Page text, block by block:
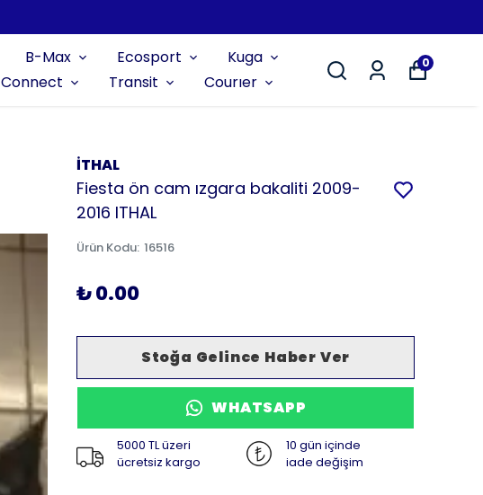
B-Max Ecosport
Kuga
Connect Transit Courıer
0
İTHAL
Fiesta ön cam ızgara bakaliti 2009-
2016 ITHAL
Ürün Kodu: 16516
₺ 0.00
Stoğa Gelince Haber Ver
WHATSAPP
5000 TL üzeri
ücretsiz kargo
10 gün içinde
iade değişim